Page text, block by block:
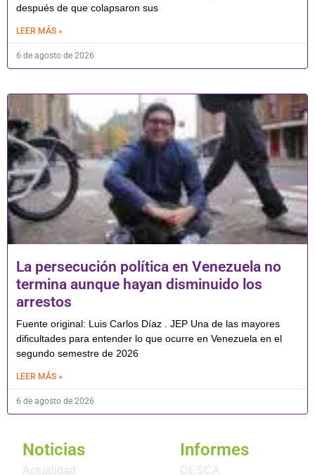
después de que colapsaron sus
LEER MÁS »
6 de agosto de 2026
La persecución política en Venezuela no
termina aunque hayan disminuido los
arrestos
Fuente original: Luis Carlos Díaz . JEP Una de las mayores
dificultades para entender lo que ocurre en Venezuela en el
segundo semestre de 2026
LEER MÁS »
6 de agosto de 2026
Noticias
Actualidad
Informes
DESCA